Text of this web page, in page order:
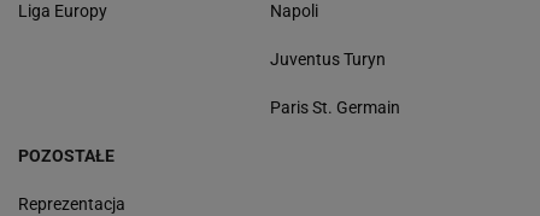
Liga Europy Napoli
Juventus Turyn
Paris St. Germain
POZOSTAŁE
Reprezentacja